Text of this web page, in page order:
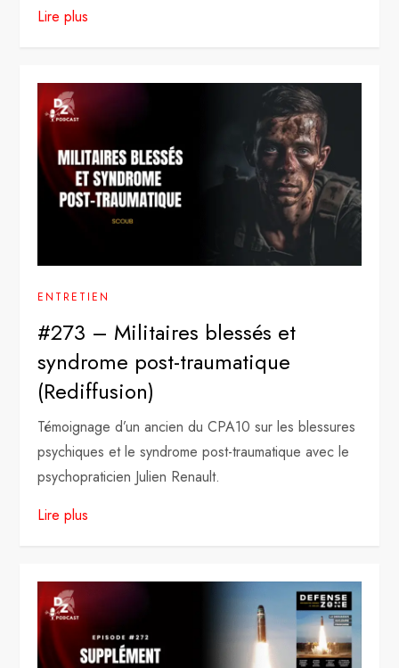
Lire plus
ENTRETIEN
#273 – Militaires blessés et
syndrome post-traumatique
(Rediffusion)
Témoignage d’un ancien du CPA10 sur les blessures
psychiques et le syndrome post-traumatique avec le
psychopraticien Julien Renault.
Lire plus